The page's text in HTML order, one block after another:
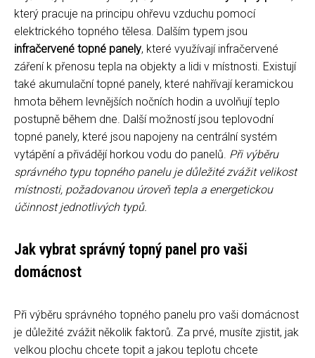
který pracuje na principu ohřevu vzduchu pomocí
elektrického topného tělesa. Dalším typem jsou
infračervené topné panely, které využívají infračervené
záření k přenosu tepla na objekty a lidi v místnosti. Existují
také akumulační topné panely, které nahřívají keramickou
hmota během levnějších nočních hodin a uvolňují teplo
postupně během dne. Další možností jsou teplovodní
topné panely, které jsou napojeny na centrální systém
vytápění a přivádějí horkou vodu do panelů. Při výběru
správného typu topného panelu je důležité zvážit velikost
místnosti, požadovanou úroveň tepla a energetickou
účinnost jednotlivých typů.
Jak vybrat správný topný panel pro vaši
domácnost
Při výběru správného topného panelu pro vaši domácnost
je důležité zvážit několik faktorů. Za prvé, musíte zjistit, jak
velkou plochu chcete topit a jakou teplotu chcete